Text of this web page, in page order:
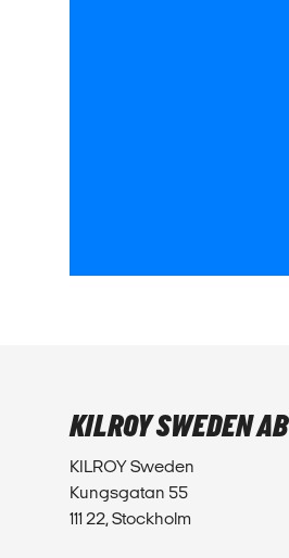
KILROY SWEDEN AB
KILROY Sweden
Kungsgatan 55
111 22, Stockholm